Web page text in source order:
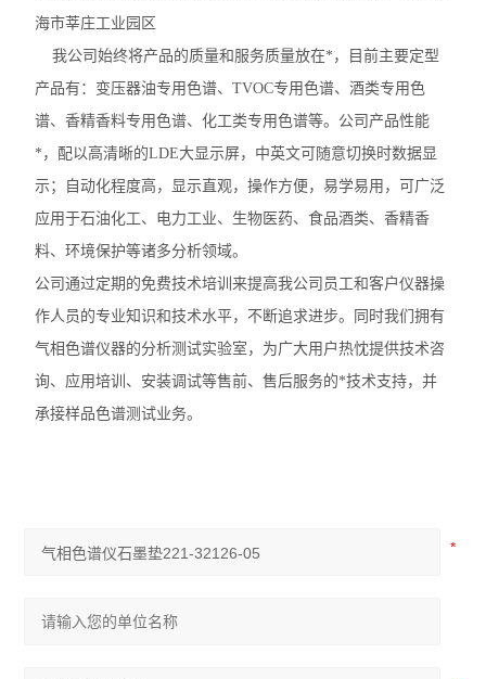
海市莘庄工业园区
我公司始终将产品的质量和服务质量放在*，目前主要定型
产品有：变压器油专用色谱、TVOC专用色谱、酒类专用色
谱、香精香料专用色谱、化工类专用色谱等。公司产品性能
*，配以高清晰的LDE大显示屏，中英文可随意切换时数据显
示；自动化程度高，显示直观，操作方便，易学易用，可广泛
应用于石油化工、电力工业、生物医药、食品酒类、香精香
料、环境保护等诸多分析领域。
公司通过定期的免费技术培训来提高我公司员工和客户仪器操
作人员的专业知识和技术水平，不断追求进步。同时我们拥有
气相色谱仪器的分析测试实验室，为广大用户热忱提供技术咨
询、应用培训、安装调试等售前、售后服务的*技术支持，并
承接样品色谱测试业务。